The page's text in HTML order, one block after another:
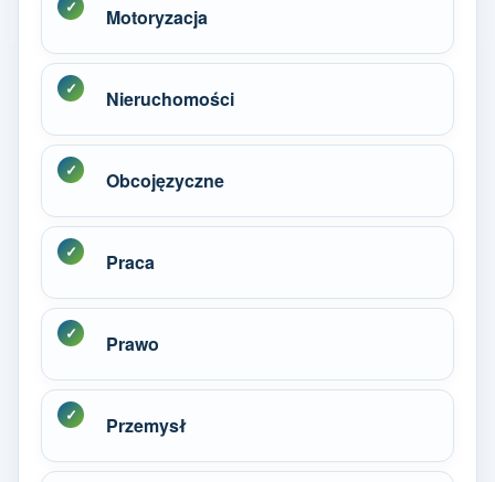
Motoryzacja
Nieruchomości
Obcojęzyczne
Praca
Prawo
Przemysł